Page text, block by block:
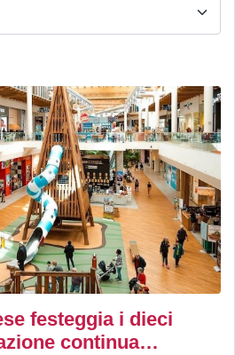
festeggia i dieci
continua…